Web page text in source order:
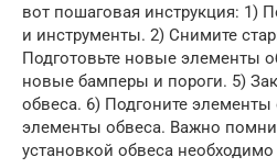
вот пошаговая инструкция: 1)
и инструменты. 2) Снимите
Подготовьте новые элементы
новые бамперы и пороги. 5)
обвеса. 6) Подгоните элементы
элементы обвеса. Важно
установкой обвеса необходимо